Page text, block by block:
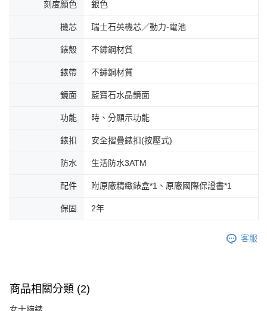
刻度顏色 銀色
機芯 瑞士石英機芯／動力-電池
錶殼 不鏽鋼材質
錶帶 不鏽鋼材質
鏡面 藍寶石水晶鏡面
功能 時、分顯示功能
錶扣 安全摺疊錶扣(按壓式)
防水 生活防水3ATM
配件 附原廠精緻錶盒*1、原廠國際保證書*1
保固 2年
客服
商品相關分類 (2)
女士腕錶